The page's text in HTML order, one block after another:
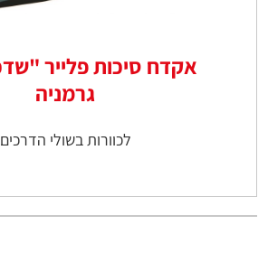
גרמניה
לכוורות בשולי הדרכים